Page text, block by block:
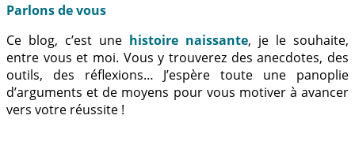
Parlons de vous
Ce blog, c’est une histoire naissante, je le souhaite,
entre vous et moi. Vous y trouverez des anecdotes, des
outils, des réflexions… J’espère toute une panoplie
d’arguments et de moyens pour vous motiver à avancer
vers votre réussite !